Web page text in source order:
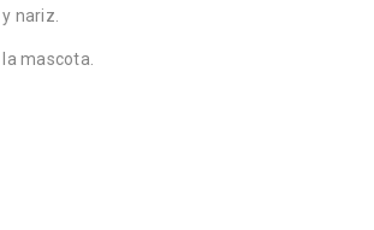
nariz.
mascota.